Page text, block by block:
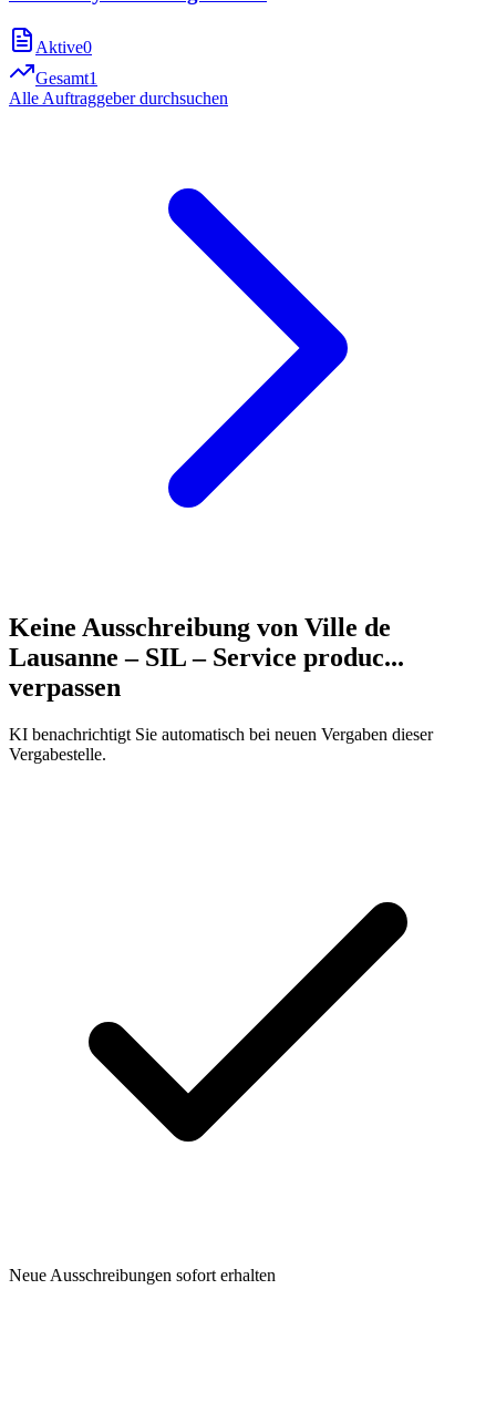
Aktive0
Gesamt1
Alle Auftraggeber durchsuchen
Keine Ausschreibung von Ville de
Lausanne – SIL – Service produc...
verpassen
KI benachrichtigt Sie automatisch bei neuen Vergaben dieser
Vergabestelle.
Neue Ausschreibungen sofort erhalten